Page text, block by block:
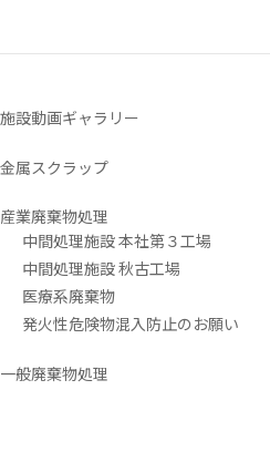
施設動画ギャラリー
金属スクラップ
産業廃棄物処理
中間処理施設 本社第３工場
中間処理施設 秋古工場
医療系廃棄物
発火性危険物混入防止のお願い
一般廃棄物処理